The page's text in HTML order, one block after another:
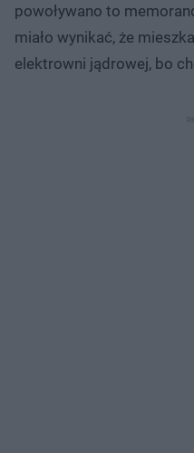
powoływano to
miało wynikać, że
elektrowni jądrowej, bo